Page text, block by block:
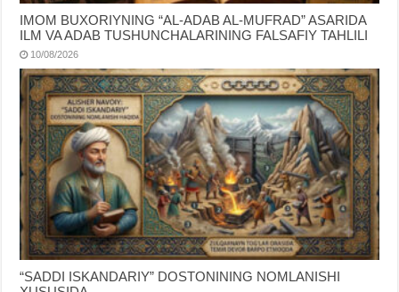
IMOM BUXORIYNING “AL-ADAB AL-MUFRAD” ASARIDA
ILM VA ADAB TUSHUNCHALARINING FALSAFIY TAHLILI
10/08/2026
“SADDI ISKANDARIY” DOSTONINING NOMLANISHI